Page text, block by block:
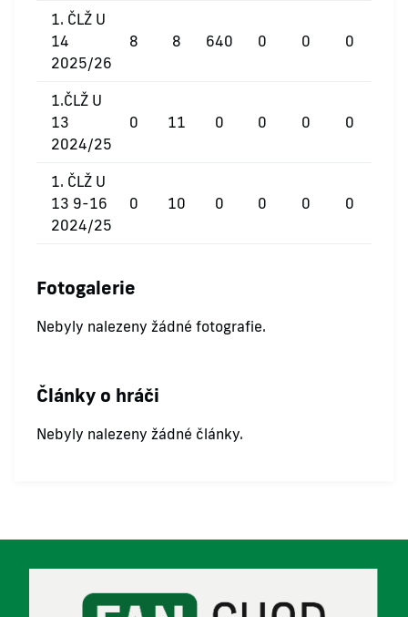
1. ČLŽ U
14
2025/26
8 8 640 0 0 0
1.ČLŽ U
13
2024/25
0 11 0 0 0 0
1. ČLŽ U
13 9-16
2024/25
0 10 0 0 0 0
Fotogalerie
Nebyly nalezeny žádné fotografie.
Články o hráči
Nebyly nalezeny žádné články.